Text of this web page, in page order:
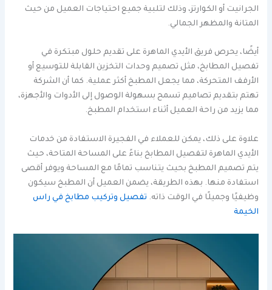
الجرانيت أو الكوارتز، وذلك لتلبية جميع احتياجات العميل من حيث
المتانة والمظهر الجمالي.
أيضًا، يحرص فريق الأيدي الماهرة على تقديم حلول مبتكرة في
تفصيل المطابخ، مثل تصميم وحدات التخزين القابلة للتوسيع أو
الأرفف المتحركة، مما يجعل المطبخ أكثر عملية. كما أن الشركة
تهتم بتقديم تصاميم تسمح بسهولة الوصول إلى الأدوات والأجهزة،
مما يزيد من راحة العميل أثناء استخدام المطبخ.
علاوة على ذلك، يمكن للعملاء في الفجيرة الاستفادة من خدمات
الأيدي الماهرة لتفصيل المطابخ بناءً على المساحة المتاحة، حيث
يتم تصميم المطبخ بحيث يتناسب تمامًا مع المساحة ويوفر أقصى
استفادة منها. بهذه الطريقة، يضمن العميل أن المطبخ سيكون
وظيفيًا وجميلًا في الوقت ذاته. تفصيل وتركيب مطابخ في راس
الخيمة